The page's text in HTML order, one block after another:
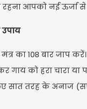
आपको नई ऊर्जा से
का 108 बार जाप
गाय को हरा चारा
सात तरह के अनाज